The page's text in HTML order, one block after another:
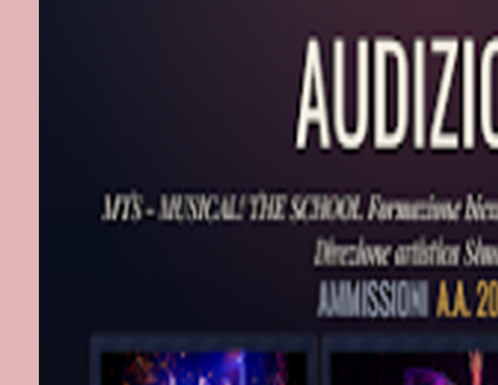
È regista di
Nelson,
giardino
Milano. Nel
per il
Pirandello.
figure più
dal Festival
la medaglia
Senato il
la
sul